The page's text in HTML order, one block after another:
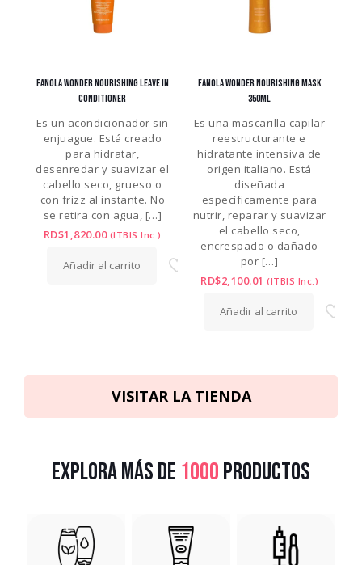
FANOLA WONDER NOURISHING LEAVE IN
CONDITIONER
Es un acondicionador sin
enjuague. Está creado
para hidratar,
desenredar y suavizar el
cabello seco, grueso o
con frizz al instante. No
se retira con agua, […]
RD$1,820.00 (ITBIS Inc.)
Añadir al carrito
FANOLA WONDER NOURISHING MASK
350ML
Es una mascarilla capilar
reestructurante e
hidratante intensiva de
origen italiano. Está
diseñada
específicamente para
nutrir, reparar y suavizar
el cabello seco,
encrespado o dañado
por […]
RD$2,100.01 (ITBIS Inc.)
Añadir al carrito
VISITAR LA TIENDA
Explora más de 1000productos